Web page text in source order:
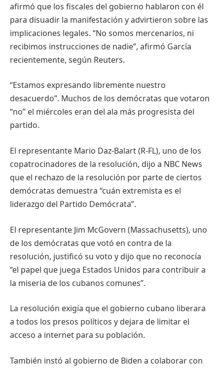
afirmó que los fiscales del gobierno hablaron con él
para disuadir la manifestación y advirtieron sobre las
implicaciones legales. “No somos mercenarios, ni
recibimos instrucciones de nadie”, afirmó García
recientemente, según Reuters.
“Estamos expresando libremente nuestro
desacuerdo”. Muchos de los demócratas que votaron
“no” el miércoles eran del ala más progresista del
partido.
El representante Mario Daz-Balart (R-FL), uno de los
copatrocinadores de la resolución, dijo a NBC News
que el rechazo de la resolución por parte de ciertos
demócratas demuestra “cuán extremista es el
liderazgo del Partido Demócrata”.
El representante Jim McGovern (Massachusetts), uno
de los demócratas que votó en contra de la
resolución, justificó su voto y dijo que no reconocía
“el papel que juega Estados Unidos para contribuir a
la miseria de los cubanos comunes”.
La resolución exigía que el gobierno cubano liberara
a todos los presos políticos y dejara de limitar el
acceso a internet para su población.
También instó al gobierno de Biden a colaborar con